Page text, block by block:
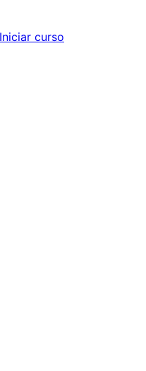
Iniciar curso